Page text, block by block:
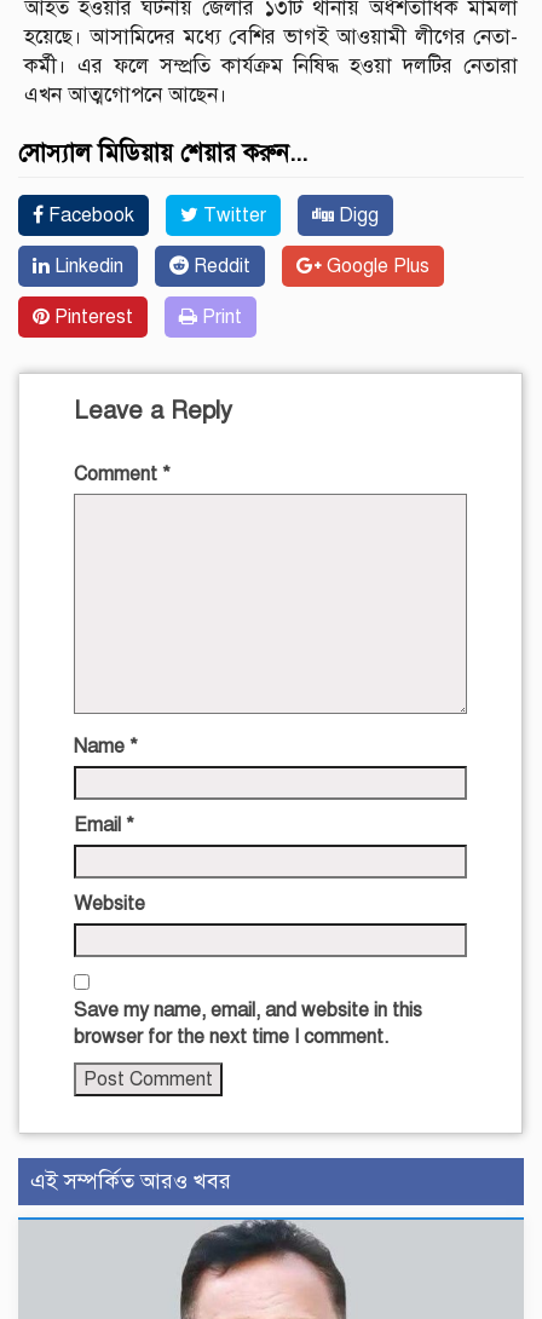
আহত হওয়ার ঘটনায় জেলার ১৩টি থানায় অর্ধশতাধিক মামলা
হয়েছে। আসামিদের মধ্যে বেশির ভাগই আওয়ামী লীগের নেতা-
কর্মী। এর ফলে সম্প্রতি কার্যক্রম নিষিদ্ধ হওয়া দলটির নেতারা
এখন আত্মগোপনে আছেন।
সোস্যাল মিডিয়ায় শেয়ার করুন...
Facebook Twitter Digg
Linkedin Reddit Google Plus
Pinterest Print
Leave a Reply
Comment *
Name *
Email *
Website
Save my name, email, and website in this
browser for the next time I comment.
এই সম্পর্কিত আরও খবর